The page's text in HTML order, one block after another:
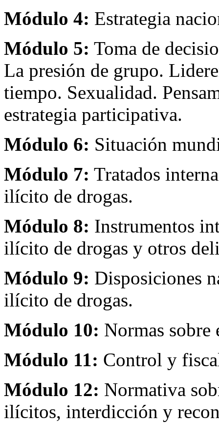
Módulo 4: Estrategia
Módulo 5: Toma de
La presión de grupo.
tiempo. Sexualidad.
estrategia participativa.
Módulo 6: Situación
Módulo 7: Tratados
ilícito de drogas.
Módulo 8: Instrumentos
ilícito de drogas y otros
Módulo 9: Disposiciones
ilícito de drogas.
Módulo 10: Normas sobre
Módulo 11: Control y
Módulo 12: Normativa
ilícitos, interdicción y